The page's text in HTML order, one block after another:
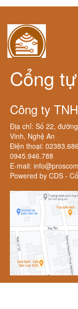
Cổng
Công ty
Địa chỉ: Số 22,
Vinh, Nghệ An
Điện thoại:
0945.946.788
E-mail:
Powered by CDS -